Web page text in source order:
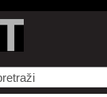
pretrage